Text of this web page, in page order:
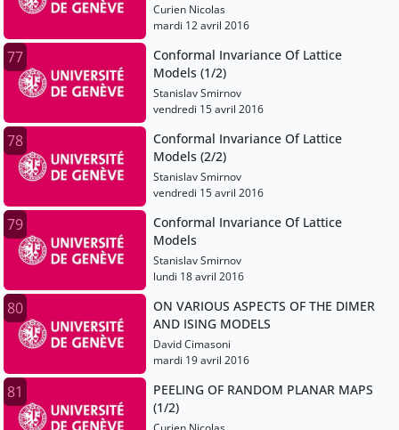
Curien Nicolas
mardi 12 avril 2016
77
Conformal Invariance Of Lattice
Models (1/2)
Stanislav Smirnov
vendredi 15 avril 2016
78
Conformal Invariance Of Lattice
Models (2/2)
Stanislav Smirnov
vendredi 15 avril 2016
79
Conformal Invariance Of Lattice
Models
Stanislav Smirnov
lundi 18 avril 2016
80
ON VARIOUS ASPECTS OF THE DIMER
AND ISING MODELS
David Cimasoni
mardi 19 avril 2016
81
PEELING OF RANDOM PLANAR MAPS
(1/2)